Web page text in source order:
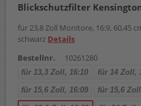
Blickschutzfilter
für 23,8 Zoll Monitore, 16:9, 60,45
schwarz Details
Bestellnr.
10261280
für 13,3 Zoll, 16:10 für 14 Zoll,
für 15,6 Zoll, 16:09
für 15,6